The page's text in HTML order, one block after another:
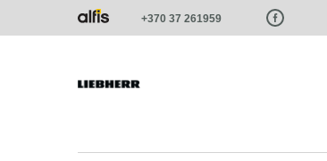
Paste this code as high in the of the page as
+370 37 261959